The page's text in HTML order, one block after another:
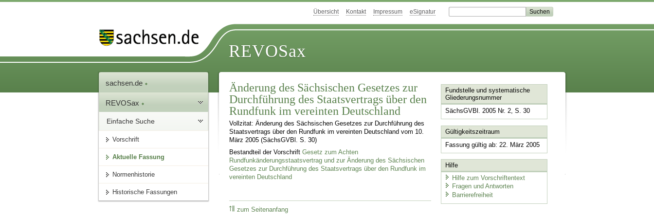
Übersicht Kontakt Impressum eSignatur
REVOSax
sachsen.de
REVOSax
Einfache Suche
Vorschrift
Aktuelle Fassung
Normenhistorie
Historische Fassungen
Änderung des Sächsischen Gesetzes zur
Durchführung des Staatsvertrags über den
Rundfunk im vereinten Deutschland
Vollzitat: Änderung des Sächsischen Gesetzes zur Durchführung des
Staatsvertrags über den Rundfunk im vereinten Deutschland vom 10.
März 2005 (SächsGVBl. S. 30)
Bestandteil der VorschriftGesetz zum Achten
Rundfunkänderungsstaatsvertrag und zur Änderung des Sächsischen
Gesetzes zur Durchführung des Staatsvertrags über den Rundfunk im
vereinten Deutschland
zum Seitenanfang
Fundstelle und systematische
Gliederungsnummer
SächsGVBl. 2005 Nr. 2, S. 30
Gültigkeitszeitraum
Fassung gültig ab: 22. März 2005
Hilfe
Hilfe zum Vorschriftentext
Fragen und Antworten
Barrierefreiheit